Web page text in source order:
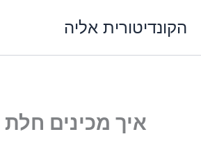
לתוכןהקונדיטורית אליה
איך מכינים